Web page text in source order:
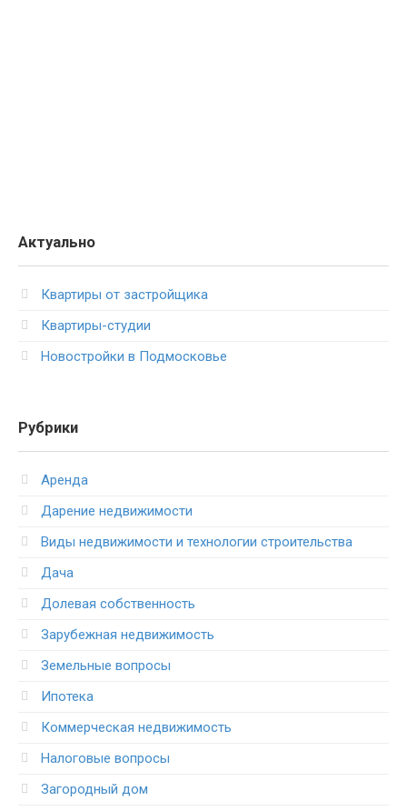
Актуально
Квартиры от застройщика
Квартиры-студии
Новостройки в Подмосковье
Рубрики
Аренда
Дарение недвижимости
Виды недвижимости и технологии строительства
Дача
Долевая собственность
Зарубежная недвижимость
Земельные вопросы
Ипотека
Коммерческая недвижимость
Налоговые вопросы
Загородный дом